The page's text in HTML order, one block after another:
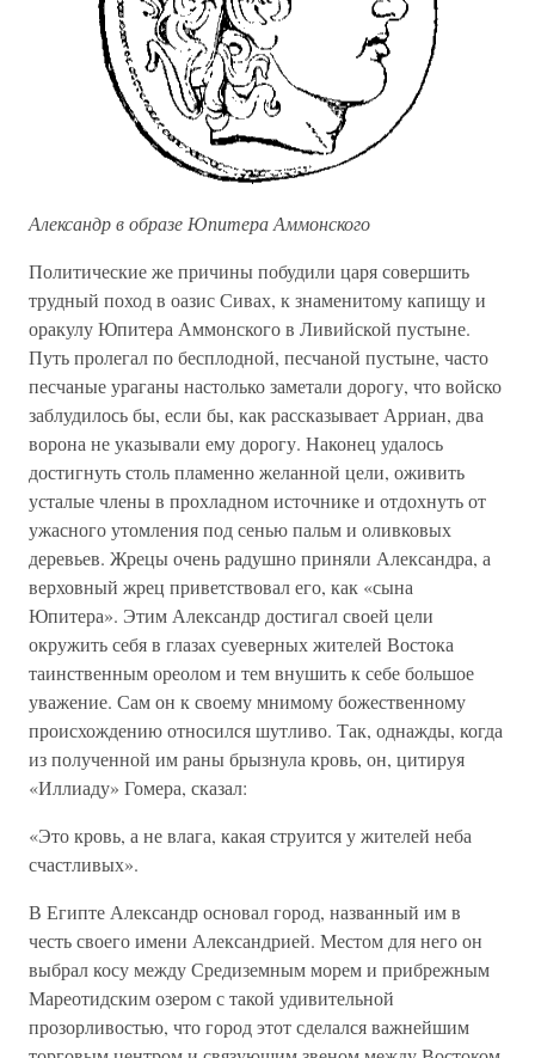
Александр в образе Юпитера Аммонского
Политические же причины побудили царя совершить
трудный поход в оазис Сивах, к знаменитому капищу и
оракулу Юпитера Аммонского в Ливийской пустыне.
Путь пролегал по бесплодной, песчаной пустыне, часто
песчаные ураганы настолько заметали дорогу, что войско
заблудилось бы, если бы, как рассказывает Арриан, два
ворона не указывали ему дорогу. Наконец удалось
достигнуть столь пламенно желанной цели, оживить
усталые члены в прохладном источнике и отдохнуть от
ужасного утомления под сенью пальм и оливковых
деревьев. Жрецы очень радушно приняли Александра, а
верховный жрец приветствовал его, как «сына
Юпитера». Этим Александр достигал своей цели
окружить себя в глазах суеверных жителей Востока
таинственным ореолом и тем внушить к себе большое
уважение. Сам он к своему мнимому божественному
происхождению относился шутливо. Так, однажды, когда
из полученной им раны брызнула кровь, он, цитируя
«Иллиаду» Гомера, сказал:
«Это кровь, а не влага, какая струится у жителей неба
счастливых».
В Египте Александр основал город, названный им в
честь своего имени Александрией. Местом для него он
выбрал косу между Средиземным морем и прибрежным
Мареотидским озером с такой удивительной
прозорливостью, что город этот сделался важнейшим